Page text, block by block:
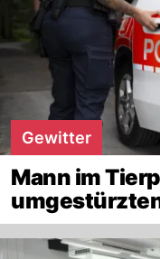
Gewitter
Mann im